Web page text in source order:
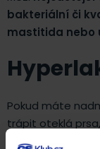
bakteriální či
mastitida nebo
Pokud máte
trápit oteklá
dítě se nemůže